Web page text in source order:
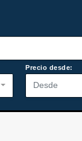
Precio desde: